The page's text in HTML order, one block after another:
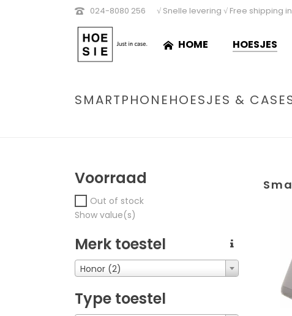
024-8080 256 √ Snelle levering √ Free shipping
HOME HOESJES
SMARTPHONEHOESJES &
Voorraad
Out of stock
Show value(s)
Merk toestel
Honor (2)
Type toestel